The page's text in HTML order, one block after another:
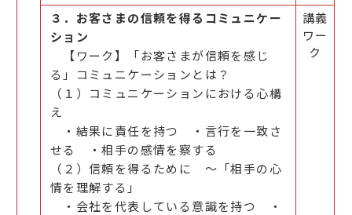
３．お客さまの信頼を得るコミュニケー
ション
【ワーク】「お客さまが信頼を感じ
る」コミュニケーションとは？
（１）コミュニケーションにおける心構
え
・結果に責任を持つ ・言行を一致さ
せる ・相手の感情を察する
（２）信頼を得るために ～「相手の心
情を理解する」
・会社を代表している意識を持つ ・
講義
ワー
ク